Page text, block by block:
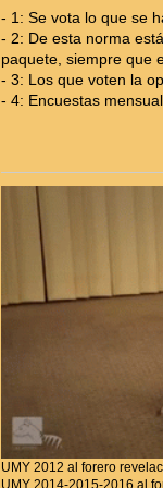
- 1: Se vota lo que se
- 2: De esta norma
paquete, siempre que
- 3: Los que voten la
- 4: Encuestas
UMY 2012 al forero
UMY 2014-2015-2016 al